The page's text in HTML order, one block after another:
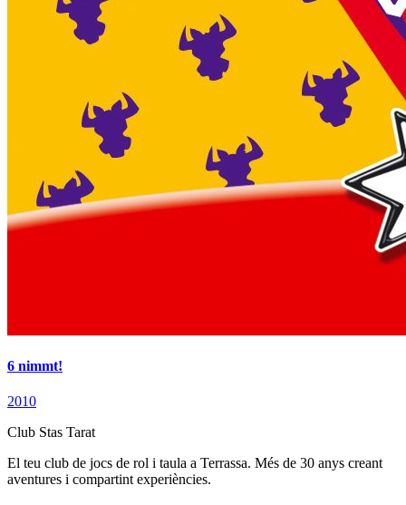
6 nimmt!
2010
Club Stas Tarat
El teu club de jocs de rol i taula a Terrassa. Més de 30 anys creant
aventures i compartint experiències.